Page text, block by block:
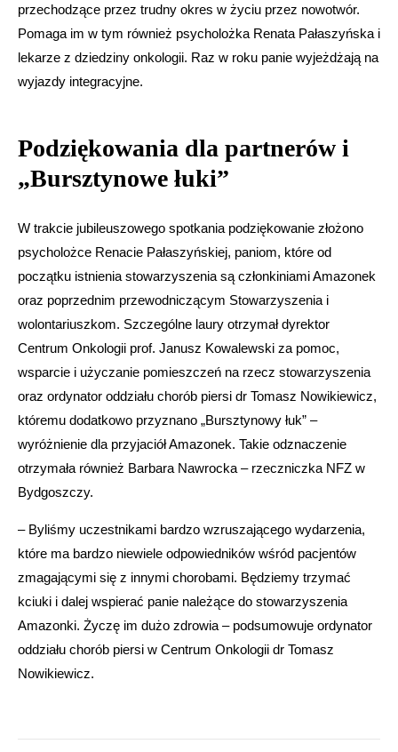
przechodzące przez trudny okres w życiu przez nowotwór.
Pomaga im w tym również psycholożka Renata Pałaszyńska i
lekarze z dziedziny onkologii. Raz w roku panie wyjeżdżają na
wyjazdy integracyjne.
Podziękowania dla partnerów i
„Bursztynowe łuki”
W trakcie jubileuszowego spotkania podziękowanie złożono
psycholożce Renacie Pałaszyńskiej, paniom, które od
początku istnienia stowarzyszenia są członkiniami Amazonek
oraz poprzednim przewodniczącym Stowarzyszenia i
wolontariuszkom. Szczególne laury otrzymał dyrektor
Centrum Onkologii prof. Janusz Kowalewski za pomoc,
wsparcie i użyczanie pomieszczeń na rzecz stowarzyszenia
oraz ordynator oddziału chorób piersi dr Tomasz Nowikiewicz,
któremu dodatkowo przyznano „Bursztynowy łuk” –
wyróżnienie dla przyjaciół Amazonek. Takie odznaczenie
otrzymała również Barbara Nawrocka – rzeczniczka NFZ w
Bydgoszczy.
– Byliśmy uczestnikami bardzo wzruszającego wydarzenia,
które ma bardzo niewiele odpowiedników wśród pacjentów
zmagającymi się z innymi chorobami. Będziemy trzymać
kciuki i dalej wspierać panie należące do stowarzyszenia
Amazonki. Życzę im dużo zdrowia – podsumowuje ordynator
oddziału chorób piersi w Centrum Onkologii dr Tomasz
Nowikiewicz.